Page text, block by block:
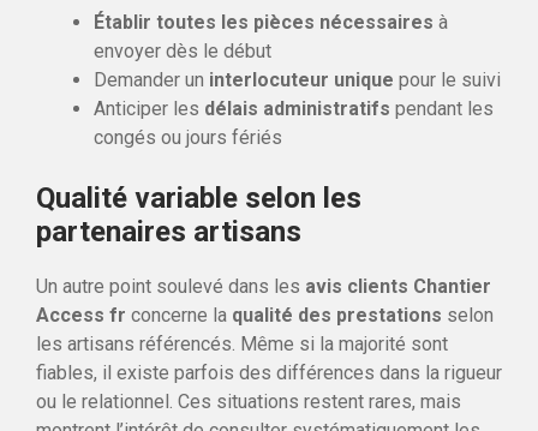
Établir toutes les pièces nécessaires à
envoyer dès le début
Demander un interlocuteur unique pour le suivi
Anticiper les délais administratifs pendant les
congés ou jours fériés
Qualité variable selon les
partenaires artisans
Un autre point soulevé dans les avis clients Chantier
Access fr concerne la qualité des prestations selon
les artisans référencés. Même si la majorité sont
fiables, il existe parfois des différences dans la rigueur
ou le relationnel. Ces situations restent rares, mais